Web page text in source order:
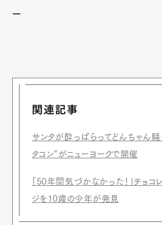
ー
関連記事
サンタが酔っぱらってどんちゃん
タコン”がニューヨークで開催
「50年間気づかなかった！」チョコ
ジを10歳の少年が発見